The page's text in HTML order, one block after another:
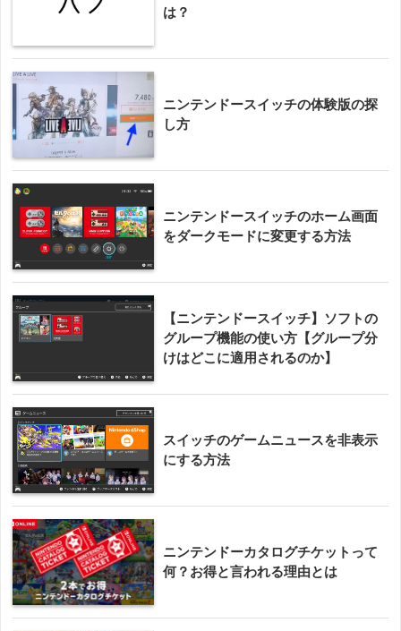
は？
ニンテンドースイッチの体験版の探
し方
ニンテンドースイッチのホーム画面
をダークモードに変更する方法
【ニンテンドースイッチ】ソフトの
グループ機能の使い方【グループ分
けはどこに適用されるのか】
スイッチのゲームニュースを非表示
にする方法
ニンテンドーカタログチケットって
何？お得と言われる理由とは